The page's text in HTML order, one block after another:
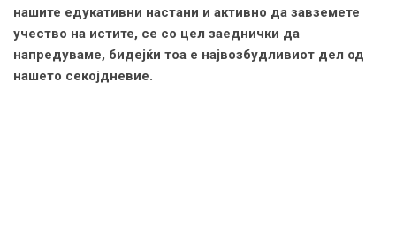
нашите едукативни настани и активно да завземете
учество на истите, се со цел заеднички да
напредуваме, бидејќи тоа е највозбудливиот дел од
нашето секојдневие.